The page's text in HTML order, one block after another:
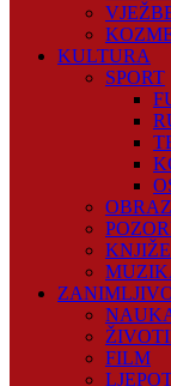
KULTURA
SPORT
FILM